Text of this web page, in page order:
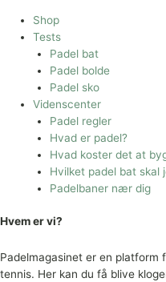
Shop
Tests
Padel bat
Padel bolde
Padel sko
Videnscenter
Padel regler
Hvad er padel?
Hvad koster det at
Hvilket padel bat skal
Padelbaner nær dig
Hvem er vi?
Padelmagasinet er en platform
tennis. Her kan du få blive